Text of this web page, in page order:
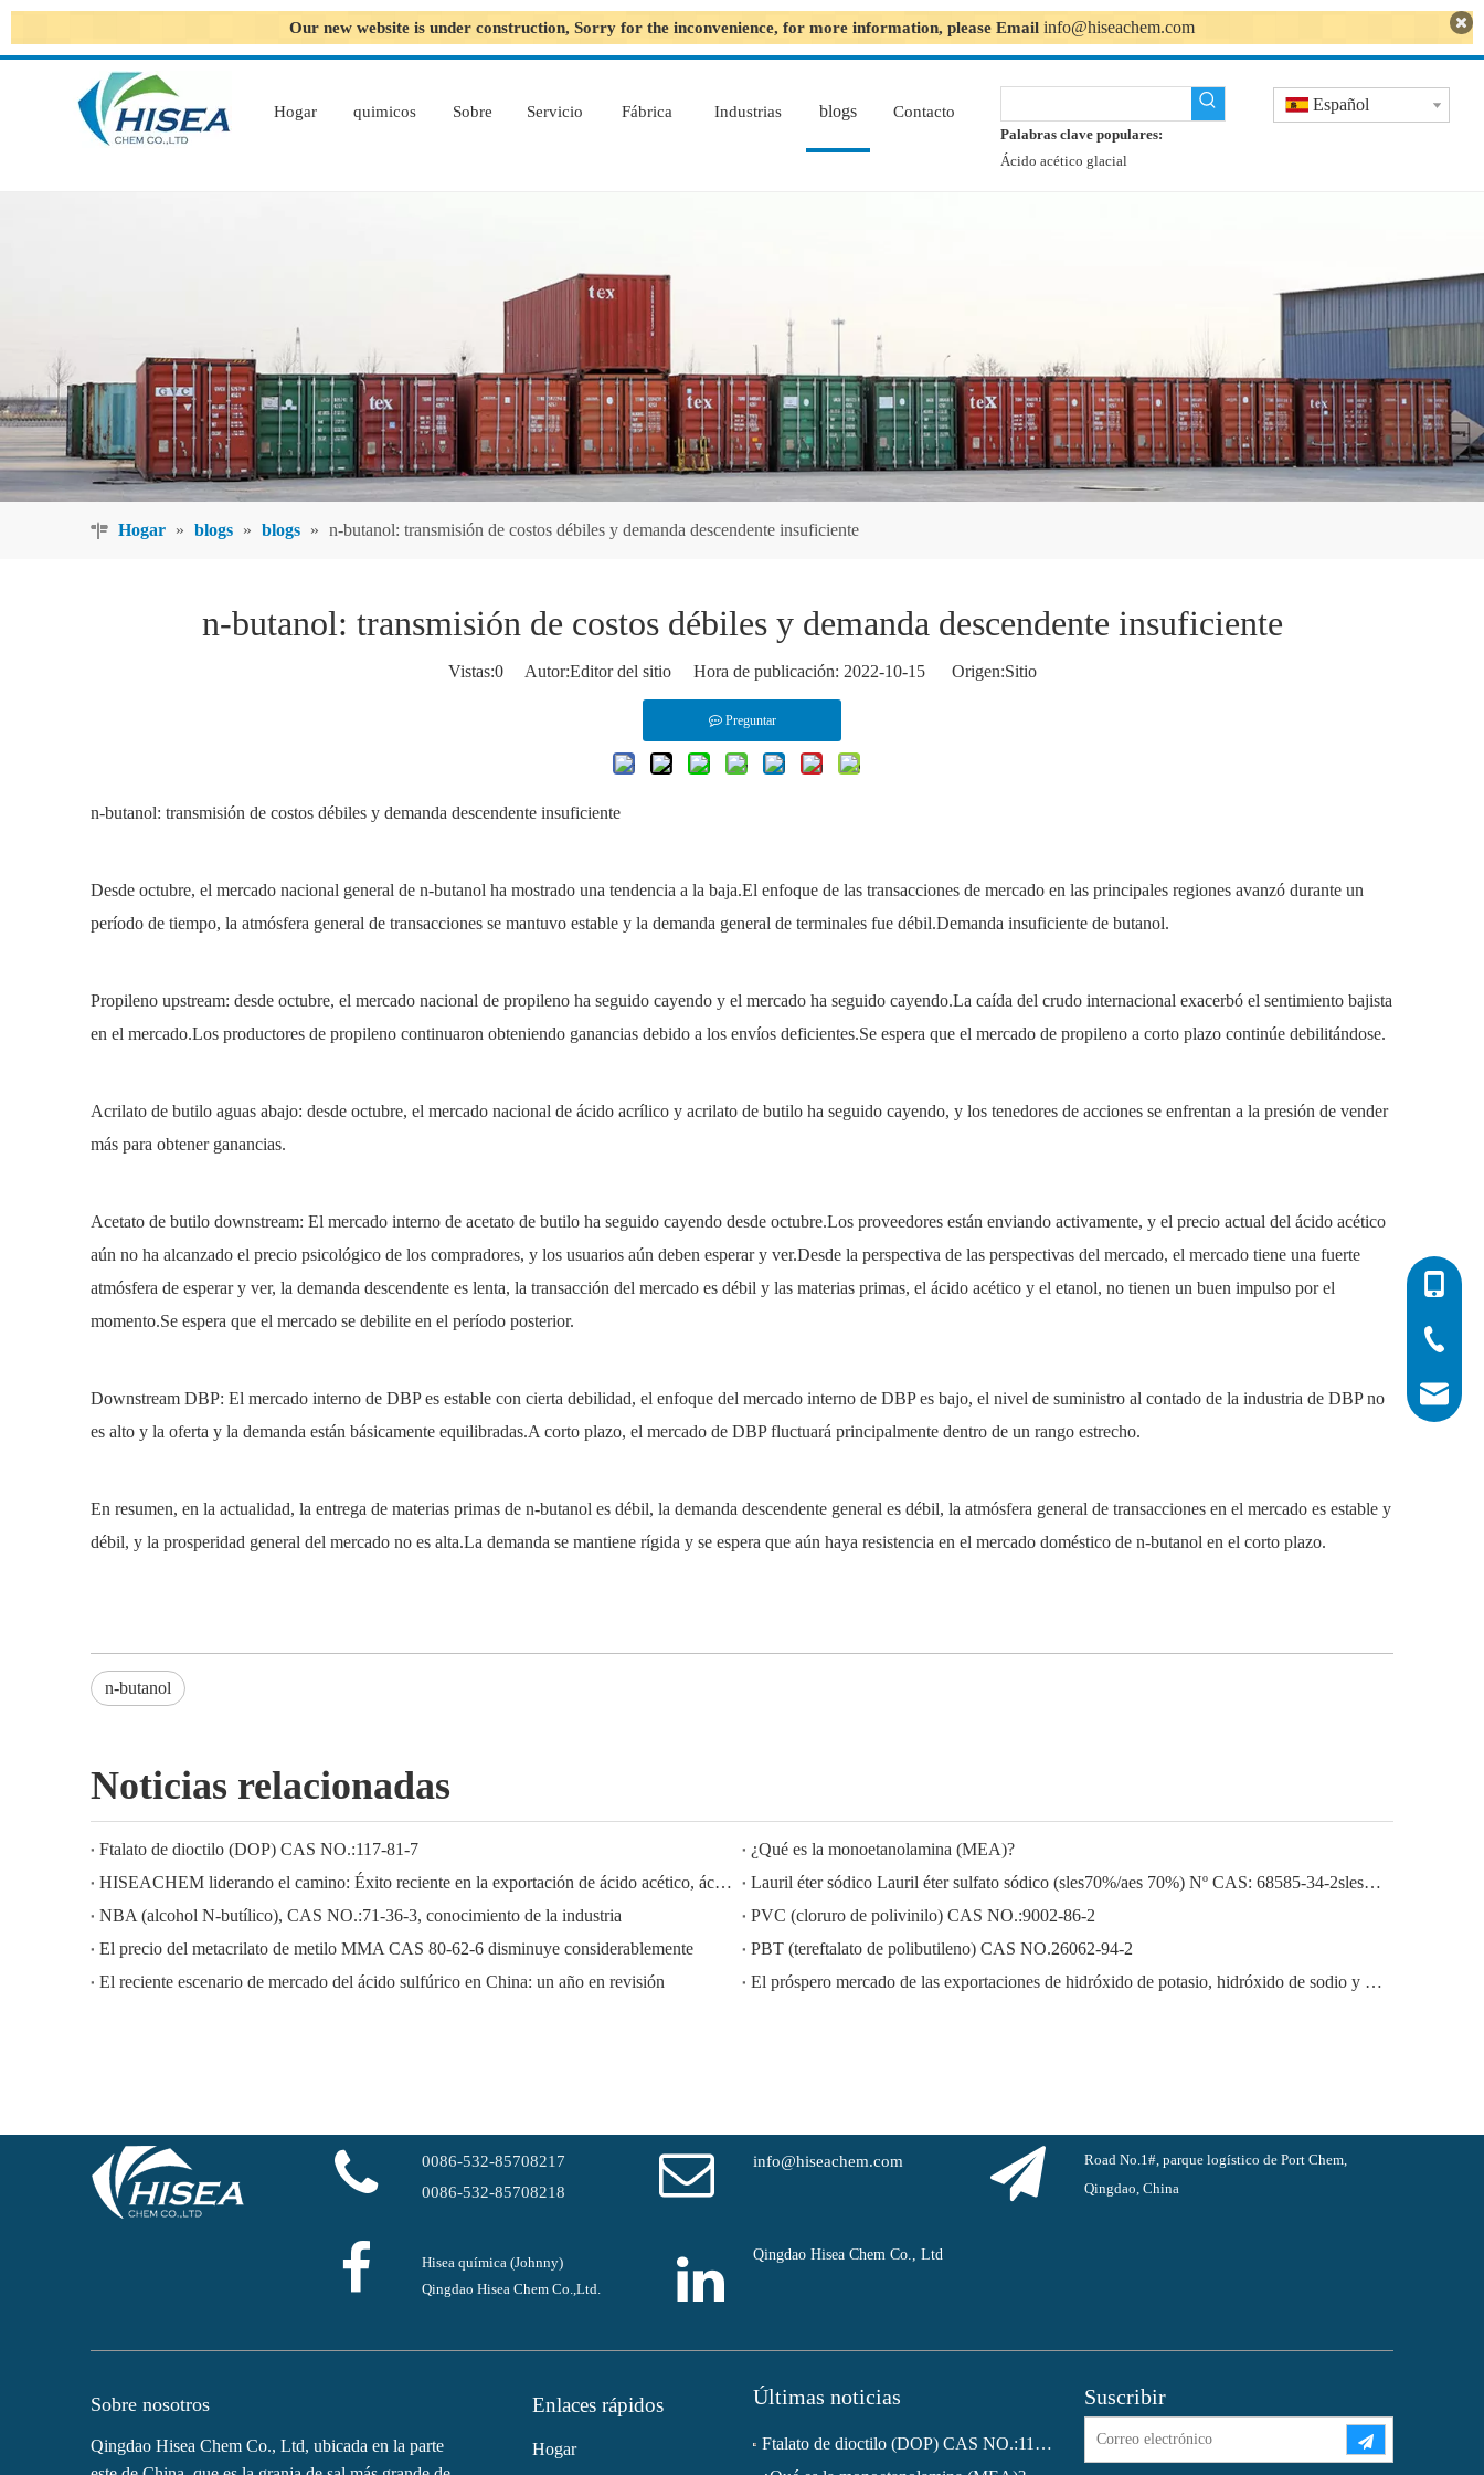
Our new website is under construction, Sorry for the inconvenience, for more information, please Email info@hiseachem.com
Hogar quimicos Sobre Servicio Fábrica Industrias blogs Contacto
Palabras clave populares:
Ácido acético glacial
Español
Hogar » blogs » blogs » n-butanol: transmisión de costos débiles y demanda descendente insuficiente
n-butanol: transmisión de costos débiles y demanda descendente insuficiente
Vistas:0Autor:Editor del sitio Hora de publicación: 2022-10-15 Origen:Sitio
Preguntar
n-butanol: transmisión de costos débiles y demanda descendente insuficiente
Desde octubre, el mercado nacional general de n-butanol ha mostrado una tendencia a la baja.El enfoque de las transacciones de mercado en las principales regiones avanzó durante un
período de tiempo, la atmósfera general de transacciones se mantuvo estable y la demanda general de terminales fue débil.Demanda insuficiente de butanol.
Propileno upstream: desde octubre, el mercado nacional de propileno ha seguido cayendo y el mercado ha seguido cayendo.La caída del crudo internacional exacerbó el sentimiento bajista
en el mercado.Los productores de propileno continuaron obteniendo ganancias debido a los envíos deficientes.Se espera que el mercado de propileno a corto plazo continúe debilitándose.
Acrilato de butilo aguas abajo: desde octubre, el mercado nacional de ácido acrílico y acrilato de butilo ha seguido cayendo, y los tenedores de acciones se enfrentan a la presión de vender
más para obtener ganancias.
Acetato de butilo downstream: El mercado interno de acetato de butilo ha seguido cayendo desde octubre.Los proveedores están enviando activamente, y el precio actual del ácido acético
aún no ha alcanzado el precio psicológico de los compradores, y los usuarios aún deben esperar y ver.Desde la perspectiva de las perspectivas del mercado, el mercado tiene una fuerte
atmósfera de esperar y ver, la demanda descendente es lenta, la transacción del mercado es débil y las materias primas, el ácido acético y el etanol, no tienen un buen impulso por el
momento.Se espera que el mercado se debilite en el período posterior.
Downstream DBP: El mercado interno de DBP es estable con cierta debilidad, el enfoque del mercado interno de DBP es bajo, el nivel de suministro al contado de la industria de DBP no
es alto y la oferta y la demanda están básicamente equilibradas.A corto plazo, el mercado de DBP fluctuará principalmente dentro de un rango estrecho.
En resumen, en la actualidad, la entrega de materias primas de n-butanol es débil, la demanda descendente general es débil, la atmósfera general de transacciones en el mercado es estable y
débil, y la prosperidad general del mercado no es alta.La demanda se mantiene rígida y se espera que aún haya resistencia en el mercado doméstico de n-butanol en el corto plazo.
n-butanol
Noticias relacionadas
Ftalato de dioctilo (DOP) CAS NO.:117-81-7
¿Qué es la monoetanolamina (MEA)?
HISEACHEM liderando el camino: Éxito reciente en la exportación de ácido acético, ácido oxálico, ácido sulfúrico, ácido nítrico, soda cáustica, álcali líquido y metabisulfito de sodio de China
Lauril éter sódico Lauril éter sulfato sódico (sles70%/aes 70%) Nº CAS: 68585-34-2sles70%/aes 70%) Nº CAS: 68585-34-2
NBA (alcohol N-butílico), CAS NO.:71-36-3, conocimiento de la industria
PVC (cloruro de polivinilo) CAS NO.:9002-86-2
El precio del metacrilato de metilo MMA CAS 80-62-6 disminuye considerablemente
PBT (tereftalato de polibutileno) CAS NO.26062-94-2
El reciente escenario de mercado del ácido sulfúrico en China: un año en revisión
El próspero mercado de las exportaciones de hidróxido de potasio, hidróxido de sodio y peróxido de hidrógeno de China: una revisión del año pasado
0086-
0086-
0086-
0086-532-85708217
0086-532-85708218
info@hiseachem.com
Road No.1#, parque logístico de Port Chem,
Qingdao, China
Hisea química (Johnny)
Qingdao Hisea Chem Co.,Ltd.
Qingdao Hisea Chem Co., Ltd
Sobre nosotros
Qingdao Hisea Chem Co., Ltd, ubicada en la parte
Enlaces rápidos
Hogar
Últimas noticias
Ftalato de dioctilo (DOP) CAS NO.:117-81-7
Suscribir